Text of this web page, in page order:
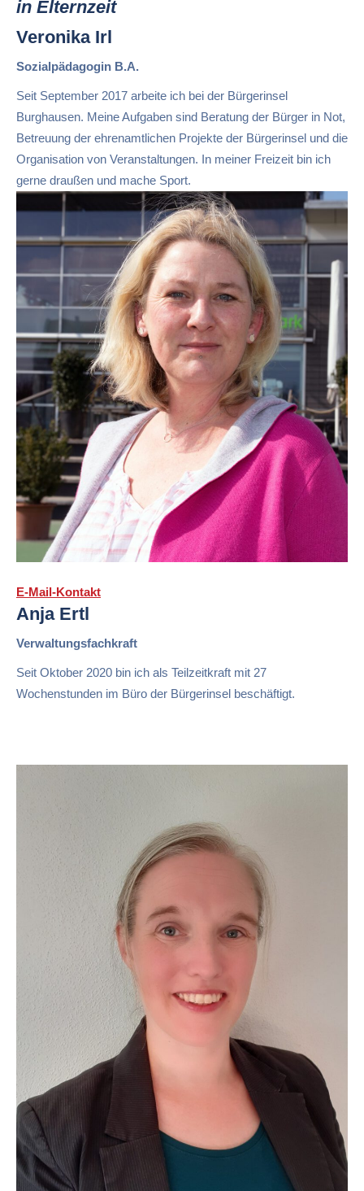
in Elternzeit
Veronika Irl
Sozialpädagogin B.A.
Seit September 2017 arbeite ich bei der Bürgerinsel
Burghausen. Meine Aufgaben sind Beratung der Bürger in Not,
Betreuung der ehrenamtlichen Projekte der Bürgerinsel und die
Organisation von Veranstaltungen. In meiner Freizeit bin ich
gerne draußen und mache Sport.
E-Mail-Kontakt
Anja Ertl
Verwaltungsfachkraft
Seit Oktober 2020 bin ich als Teilzeitkraft mit 27
Wochenstunden im Büro der Bürgerinsel beschäftigt.